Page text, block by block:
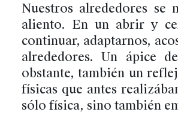
Nuestros alrededores se
aliento. En un abrir y
continuar, adaptarnos,
alrededores. Un ápice
obstante, también un
físicas que antes
sólo física, sino también